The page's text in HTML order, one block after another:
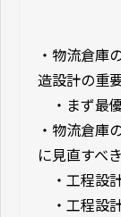
・ 物流倉庫
造設計の重
・ まず最
・ 物流倉庫
に見直すべ
・ 工程設
・ 工程設